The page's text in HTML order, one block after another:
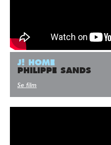
J! HOME
PHILIPPE SANDS
Se film